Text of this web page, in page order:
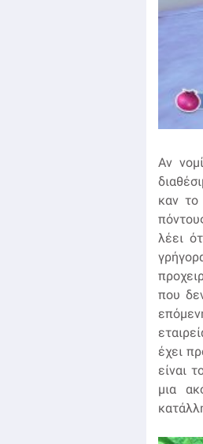
Αν
καν το
λέει
που
έχει
είναι
μια